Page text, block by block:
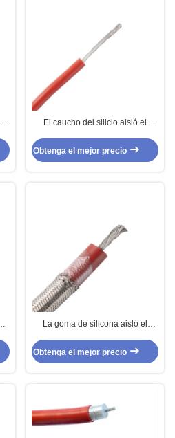
El caucho del silicio aisló el
instrumentación
Obtenga el mejor precio
La goma de silicona aisló el
protegido externo del cable
trenzado
Obtenga el mejor precio